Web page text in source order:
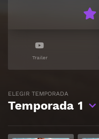
Trailer
ELEGIR TEMPORADA
Temporada 1